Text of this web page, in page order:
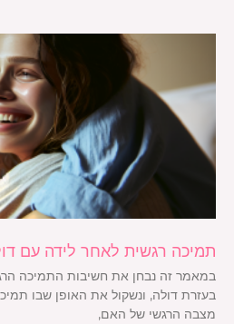
תמיכה רגשית לאחר לידה עם
במאמר זה נבחן את חשיבות התמיכה
בעזרת דולה, ונשקול את האופן שבו
מצבה הרגשי של האם,